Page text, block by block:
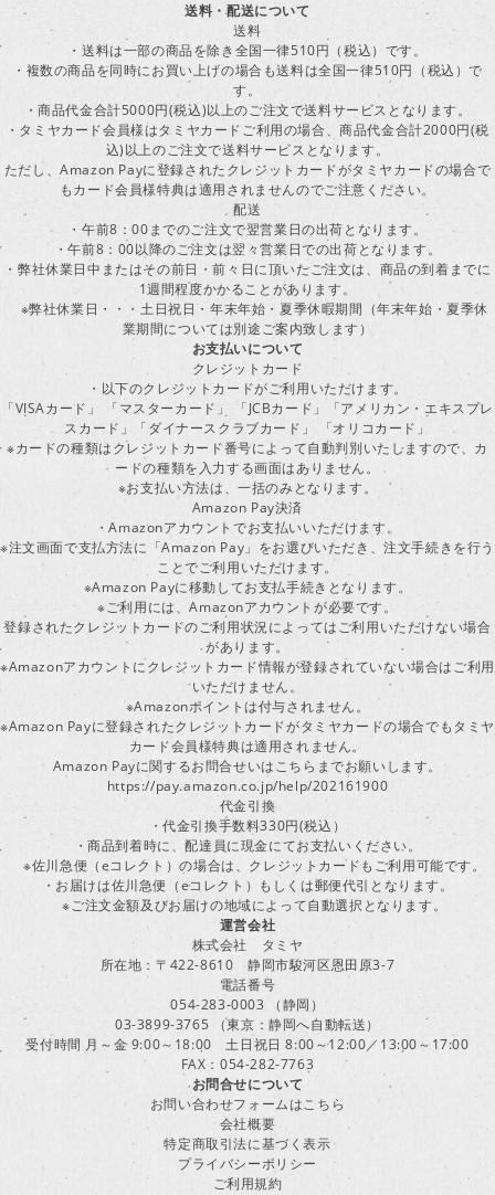
送料・配送について
送料
・送料は一部の商品を除き全国一律510円（税込）です。
・複数の商品を同時にお買い上げの場合も送料は全国一律510円（税込）で
す。
・商品代金合計5000円(税込)以上のご注文で送料サービスとなります。
・タミヤカード会員様はタミヤカードご利用の場合、商品代金合計2000円(税
込)以上のご注文で送料サービスとなります。
ただし、Amazon Payに登録されたクレジットカードがタミヤカードの場合で
もカード会員様特典は適用されませんのでご注意ください。
配送
・午前8：00までのご注文で翌営業日の出荷となります。
・午前8：00以降のご注文は翌々営業日での出荷となります。
・弊社休業日中またはその前日・前々日に頂いたご注文は、商品の到着までに
1週間程度かかることがあります。
※弊社休業日・・・土日祝日・年末年始・夏季休暇期間（年末年始・夏季休
業期間については別途ご案内致します）
お支払いについて
クレジットカード
・以下のクレジットカードがご利用いただけます。
「VISAカード」 「マスターカード」 「JCBカード」「アメリカン・エキスプレ
スカード」「ダイナースクラブカード」 「オリコカード」
※カードの種類はクレジットカード番号によって自動判別いたしますので、カ
ードの種類を入力する画面はありません。
※お支払い方法は、一括のみとなります。
Amazon Pay決済
・Amazonアカウントでお支払いいただけます。
※注文画面で支払方法に「Amazon Pay」をお選びいただき、注文手続きを行う
ことでご利用いただけます。
※Amazon Payに移動してお支払手続きとなります。
※ご利用には、Amazonアカウントが必要です。
登録されたクレジットカードのご利用状況によってはご利用いただけない場合
があります。
※Amazonアカウントにクレジットカード情報が登録されていない場合はご利用
いただけません。
※Amazonポイントは付与されません。
※Amazon Payに登録されたクレジットカードがタミヤカードの場合でもタミヤ
カード会員様特典は適用されません。
Amazon Payに関するお問合せいはこちらまでお願いします。
https://pay.amazon.co.jp/help/202161900
代金引換
・代金引換手数料330円(税込）
・商品到着時に、配達員に現金にてお支払いください。
※佐川急便（eコレクト）の場合は、クレジットカードもご利用可能です。
・お届けは佐川急便（eコレクト）もしくは郵便代引となります。
※ご注文金額及びお届けの地域によって自動選択となります。
運営会社
株式会社 タミヤ
所在地：〒422-8610 静岡市駿河区恩田原3-7
電話番号
054-283-0003 （静岡）
03-3899-3765 （東京：静岡へ自動転送）
受付時間 月～金 9:00～18:00 土日祝日 8:00～12:00／13:00～17:00
FAX：054-282-7763
お問合せについて
お問い合わせフォームはこちら
会社概要
特定商取引法に基づく表示
プライバシーポリシー
ご利用規約